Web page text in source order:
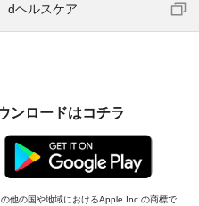
dヘルスケア
ンロードはコチラ
他の国や地域におけるApple Inc.の商標で